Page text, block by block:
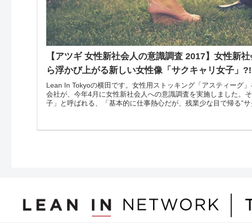
【アツギ 女性新社会人の意識調査 2017】女性新
ら浮かび上がる新しい女性像「サクキャリ女子」?!
Lean In Tokyoの横田です。女性用ストッキング「アスティーグ
会社が、今年4月に女性新社会人への意識調査を実施しました。
子」と呼ばれる、「基本的に仕事熱心だが、残業少な目で帰る”サ